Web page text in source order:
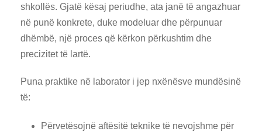
shkollës. Gjatë kësaj periudhe, ata janë të angazhuar
në punë konkrete, duke modeluar dhe përpunuar
dhëmbë, një proces që kërkon përkushtim dhe
precizitet të lartë.
Puna praktike në laborator i jep nxënësve mundësinë
të:
Përvetësojnë aftësitë teknike të nevojshme për